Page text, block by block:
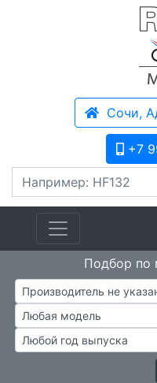
Сочи,
+7
Подбор по